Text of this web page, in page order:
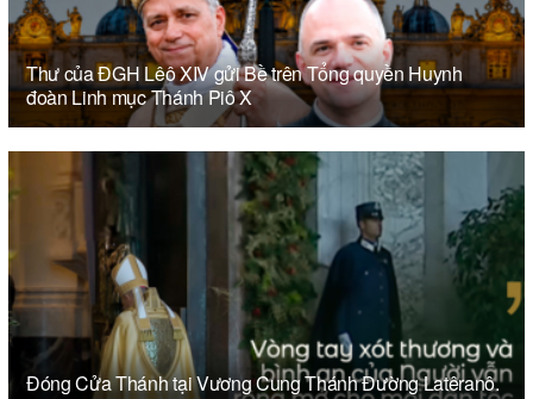
Thư của ĐGH Lêô XIV gửi Bề trên Tổng quyền Huynh
đoàn Linh mục Thánh Piô X
Đóng Cửa Thánh tại Vương Cung Thánh Đường Latêranô.